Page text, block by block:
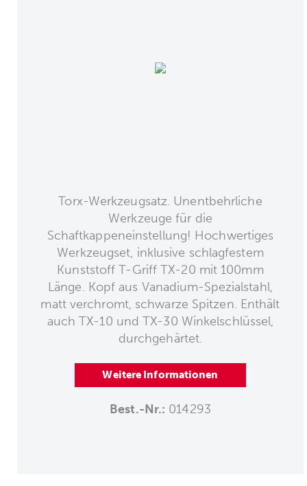
Torx-Werkzeugsatz. Unentbehrliche
Werkzeuge für die
Schaftkappeneinstellung! Hochwertiges
Werkzeugset, inklusive schlagfestem
Kunststoff T-Griff TX-20 mit 100mm
Länge. Kopf aus Vanadium-Spezialstahl,
matt verchromt, schwarze Spitzen. Enthält
auch TX-10 und TX-30 Winkelschlüssel,
durchgehärtet.
Weitere Informationen
Best.-Nr.: 014293